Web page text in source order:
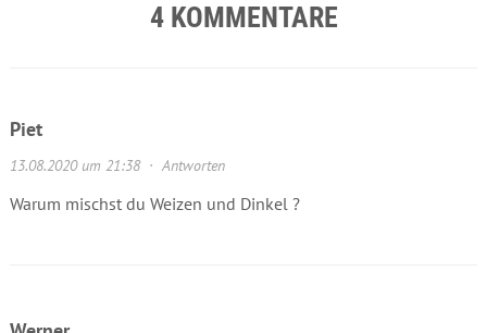
4 KOMMENTARE
Piet
13.08.2020 um 21:38· Antworten
Warum mischst du Weizen und Dinkel ?